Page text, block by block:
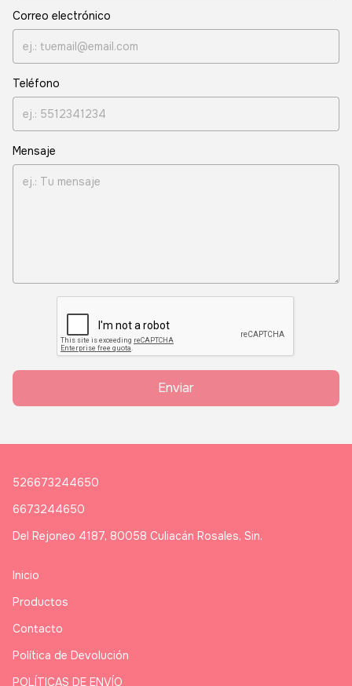
Correo electrónico
Teléfono
Mensaje
Enviar
526673244650
6673244650
Del Rejoneo 4187, 80058 Culiacán Rosales, Sin.
Inicio
Productos
Contacto
Política de Devolución
POLÍTICAS DE ENVÍO